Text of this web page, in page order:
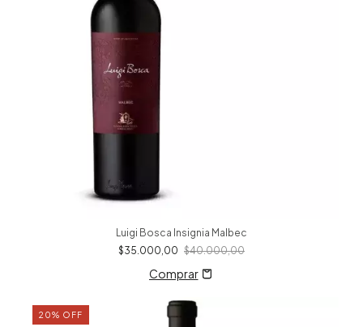
Luigi Bosca Insignia Malbec
$35.000,00 $40.000,00
20% OFF